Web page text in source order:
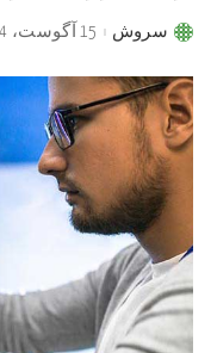
Postedسروش 15 آگوست، 2024